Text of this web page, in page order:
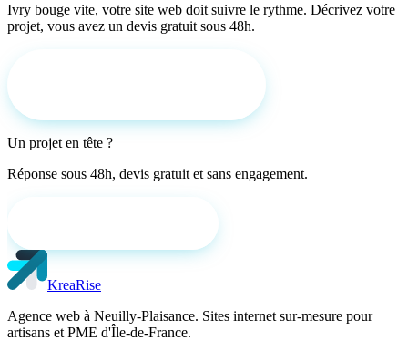
Ivry bouge vite, votre site web doit suivre le rythme. Décrivez votre
projet, vous avez un devis gratuit sous 48h.
Un projet en tête ?
Réponse sous 48h, devis gratuit et sans engagement.
KreaRise
Agence web à Neuilly-Plaisance. Sites internet sur-mesure pour
artisans et PME d'Île-de-France.